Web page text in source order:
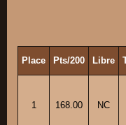
Place Pts/200 Libre
1 168.00 NC